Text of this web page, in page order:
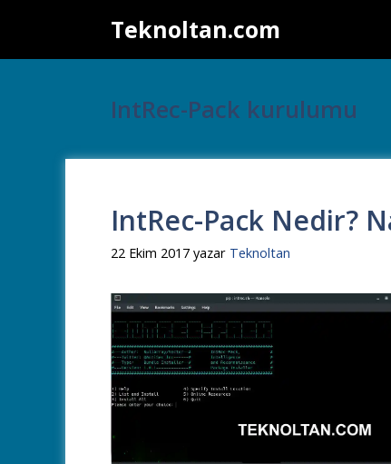
Teknoltan.com
IntRec-Pack kurulumu
IntRec-Pack Nedir?
22 Ekim 2017 yazar Teknoltan